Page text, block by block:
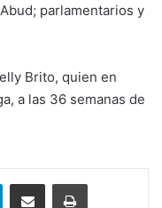
parlamentarios y
Brito, quien en
a las 36 semanas de
TelegramEnviar vía email Imprimir